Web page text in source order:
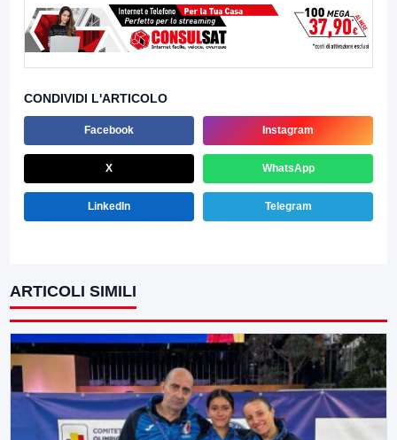
CONDIVIDI L'ARTICOLO
Facebook Instagram
X WhatsApp
LinkedIn Telegram
ARTICOLI SIMILI